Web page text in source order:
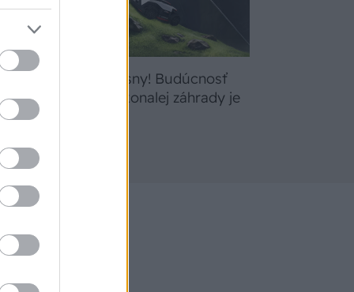
Žite svoje sny! Budúcnosť
údržby dokonalej záhrady je